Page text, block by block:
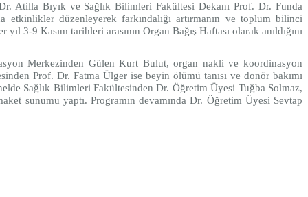
Atilla Bıyık ve Sağlık Bilimleri Fakültesi Dekanı Prof. Dr. Funda
etkinlikler düzenleyerek farkındalığı artırmanın ve toplum bilinci
3-9 Kasım tarihleri arasının Organ Bağış Haftası olarak anıldığını
Merkezinden Gülen Kurt Bulut, organ nakli ve koordinasyon
Prof. Dr. Fatma Ülger ise beyin ölümü tanısı ve donör bakımı
Sağlık Bilimleri Fakültesinden Dr. Öğretim Üyesi Tuğba Solmaz,
sunumu yaptı. Programın devamında Dr. Öğretim Üyesi Sevtap